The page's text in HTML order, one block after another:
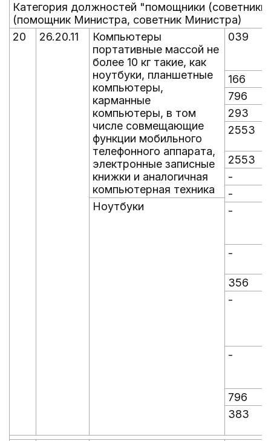
Категория должностей "помощники
(помощник Министра, советник Министра)
20
26.20.11
Компьютеры
портативные массой не
более 10 кг такие, как
ноутбуки, планшетные
компьютеры,
карманные
компьютеры, в том
числе совмещающие
функции мобильного
телефонного аппарата,
электронные записные
книжки и аналогичная
компьютерная техника
039
166
796
293
2553
2553
-
-
Ноутбуки
-
-
356
-
-
796
383